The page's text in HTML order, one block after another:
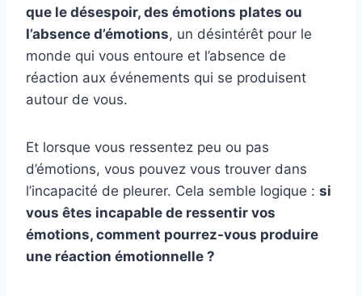
que le désespoir, des émotions plates ou
l’absence d’émotions, un désintérêt pour le
monde qui vous entoure et l’absence de
réaction aux événements qui se produisent
autour de vous.
Et lorsque vous ressentez peu ou pas
d’émotions, vous pouvez vous trouver dans
l’incapacité de pleurer. Cela semble logique : si
vous êtes incapable de ressentir vos
émotions, comment pourrez-vous produire
une réaction émotionnelle ?